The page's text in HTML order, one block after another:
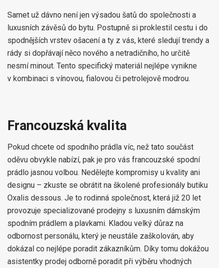
Samet už dávno není jen výsadou šatů do společnosti a
luxusních závěsů do bytu. Postupně si proklestil cestu i do
spodnějších vrstev ošacení a ty z vás, které sledují trendy a
rády si dopřávají něco nového a netradičního, ho určitě
nesmí minout. Tento specifický materiál nejlépe vynikne
v kombinaci s vínovou, fialovou či petrolejově modrou.
Francouzská kvalita
Pokud chcete od spodního prádla víc, než tato součást
oděvu obvykle nabízí, pak je pro vás francouzské spodní
prádlo jasnou volbou. Nedělejte kompromisy u kvality ani
designu – zkuste se obrátit na školené profesionály butiku
Oxalis dessous. Je to rodinná společnost, která již 20 let
provozuje specializované prodejny s luxusním dámským
spodním prádlem a plavkami. Kladou velký důraz na
odbornost personálu, který je neustále zaškolován, aby
dokázal co nejlépe poradit zákazníkům. Díky tomu dokážou
asistentky prodej odborně poradit při výběru vhodných